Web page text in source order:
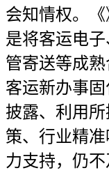
会知情权。
是将客运电
管寄送等成
客运新办事
披露、利用
策、行业精
力支持，仍